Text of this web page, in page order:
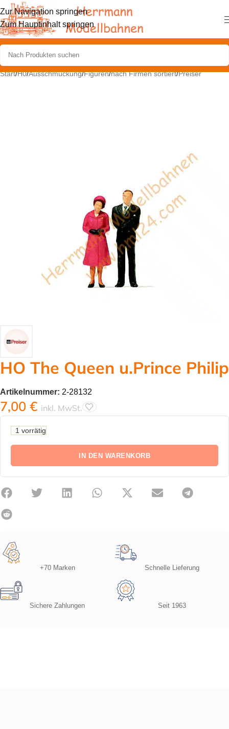
Zur Navigation springen
Zum Hauptinhalt springen
Start/H0/Ausschmückung/Figuren/nach Firmen sortiert/Preiser
HO The Queen u.Prince Philip
Artikelnummer: 2-28132
7,00 € inkl. MwSt.
1 vorrätig
IN DEN WARENKORB
+70 Marken Schnelle Lieferung
Sichere Zahlungen Seit 1963